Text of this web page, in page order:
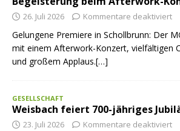
26. Juli 2026 Kommentare deaktiviert
Gelungene Premiere in Schollbrunn: Der
mit einem Afterwork-Konzert, vielfältigen
und großem Applaus.[…]
GESELLSCHAFT
Weisbach feiert 700-jähriges
23. Juli 2026 Kommentare deaktiviert